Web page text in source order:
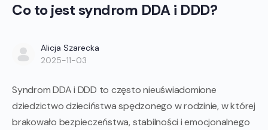
Co to jest syndrom DDA i DDD?
Alicja Szarecka
2025-11-03
Syndrom DDA i DDD to często nieuświadomione
dziedzictwo dzieciństwa spędzonego w rodzinie, w której
brakowało bezpieczeństwa, stabilności i emocjonalnego